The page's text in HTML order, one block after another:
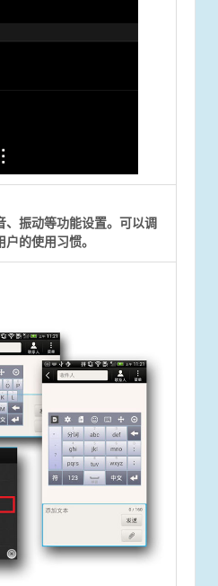
、振动等功能设置。可以调
的使用习惯。